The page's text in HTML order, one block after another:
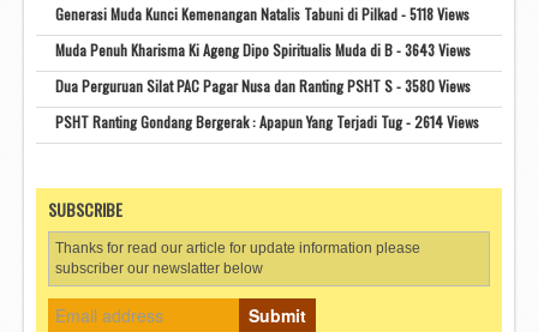
Generasi Muda Kunci Kemenangan Natalis Tabuni di Pilkad - 5118 Views
Muda Penuh Kharisma Ki Ageng Dipo Spiritualis Muda di B - 3643 Views
Dua Perguruan Silat PAC Pagar Nusa dan Ranting PSHT S - 3580 Views
PSHT Ranting Gondang Bergerak : Apapun Yang Terjadi Tug - 2614 Views
SUBSCRIBE
Thanks for read our article for update information please
subscriber our newslatter below
Submit